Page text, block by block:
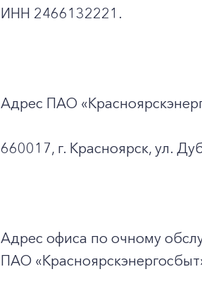
ИНН 2466132221.
Адрес ПАО
660017, г. Красноярск, ул.
Адрес офиса по очному
ПАО